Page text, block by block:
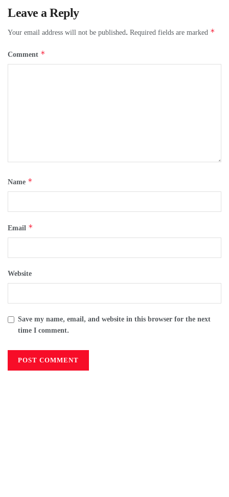
Leave a Reply
Your email address will not be published. Required fields are marked *
Comment *
Name *
Email *
Website
Save my name, email, and website in this browser for the next
time I comment.